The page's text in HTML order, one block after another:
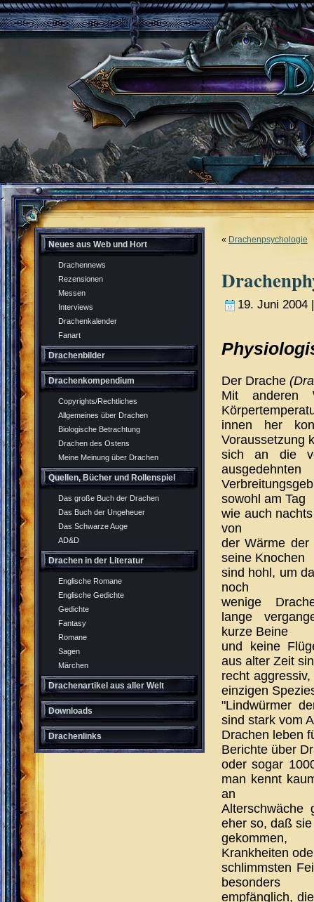
Neues aus Web und Hort
Drachennews
Rezensionen
Messen
Interviews
Drachenkalender
Fanart
Drachenbilder
Drachenkompendium
Copyrights/Rechtliches
Allgemeines über Drachen
Biologische Betrachtung
Drachen des Ostens
Meine Meinung über Drachen
Quellen, Bücher und Rollenspiel
Das große Buch der Drachen
Das Buch der Ungeheuer
Das Schwarze Auge
AD&D
Drachen in der Literatur
Englische Romane
Englische Gedichte
Gedichte
Fantasy
Romane
Sagen
Märchen
Drachenartikel aus aller Welt
Downloads
Drachenlinks
« Drachenpsychologie
19. Juni 2004
Der Drache
Mit anderen
innen her
Voraussetzung
sich an die
ausgedehnten
sowohl am Tag
wie auch
von
der Wärme der
seine Knochen
sind hohl, um
noch
wenige
lange
kurze Beine
und keine
aus alter Zeit
recht
einzigen
"Lindwürmer
sind stark vom
Drachen leben
Berichte über
oder sogar
man kennt
an
Alterschwäche
eher so, daß
Krankheiten
schlimmsten
besonders
empfänglich,